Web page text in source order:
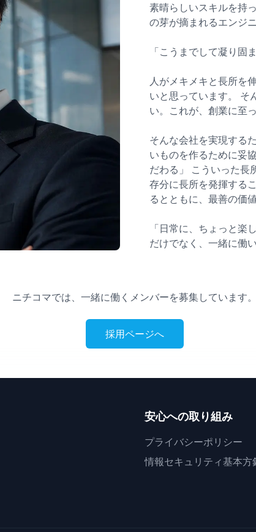
素晴らしいスキルを持
の芽が摘まれるエンジ
「こうまでして凝り固
人がメキメキと長所を
いと思っています。 そ
い。これが、創業に至
そんな会社を実現する
いものを作るために妥
だわる」 こういった長
存分に長所を発揮する
るとともに、最善の価
「日常に、ちょっと楽
だけでなく、一緒に働
ニチコマでは、一緒に働くメンバーを募集しています。
採用ページへ
安心への取り組み
プライバシーポリシー
情報セキュリティ基本方